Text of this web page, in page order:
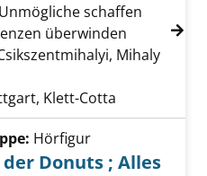
von Kreativität anzeigen
schaffen
überwinden
Mihaly
Klett-Cotta
Hörfigur
Donuts ; Alles